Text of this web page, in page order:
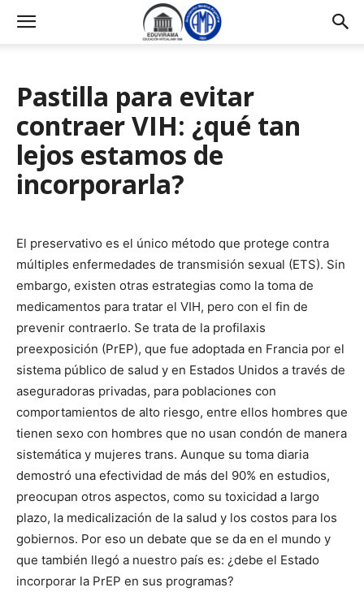
Pastilla para evitar
contraer VIH: ¿qué tan
lejos estamos de
incorporarla?
El preservativo es el único método que protege contra
múltiples enfermedades de transmisión sexual (ETS). Sin
embargo, existen otras estrategias como la toma de
medicamentos para tratar el VIH, pero con el fin de
prevenir contraerlo. Se trata de la profilaxis
preexposición (PrEP), que fue adoptada en Francia por el
sistema público de salud y en Estados Unidos a través de
aseguradoras privadas, para poblaciones con
comportamientos de alto riesgo, entre ellos hombres que
tienen sexo con hombres que no usan condón de manera
sistemática y mujeres trans. Aunque su toma diaria
demostró una efectividad de más del 90% en estudios,
preocupan otros aspectos, como su toxicidad a largo
plazo, la medicalización de la salud y los costos para los
gobiernos. Por eso un debate que se da en el mundo y
que también llegó a nuestro país es: ¿debe el Estado
incorporar la PrEP en sus programas?